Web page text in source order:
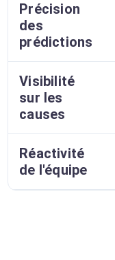
Précision
des
prédictions
Visibilité
sur les
causes
Réactivité
de l'équipe